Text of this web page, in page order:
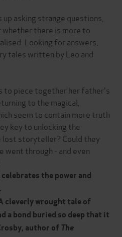
asking strange questions,
there is more to
Looking for answers,
tales written by Leo and
to piece together her father's
to the magical,
seem to contain more truth
key to unlocking the
storyteller? Could they
went through - and even
celebrates the power and
cleverly wrought tale of
a bond buried so deep that it
author of The